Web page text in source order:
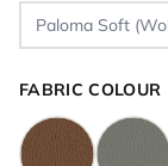
FABRIC COLOUR